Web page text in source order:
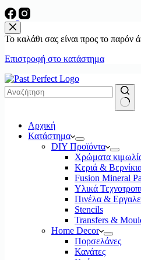
Το καλάθι σας είναι προς το παρόν
Επιστροφή στο κατάστημα
results
Αρχική
Κατάστημα
DIY Προϊόντα
Χρώματα
Κεριά &
Fusion Mineral
Υλικά
Πινέλα &
Stencils
Transfers &
Home Decor
Πορσελάνες
Κανάτες